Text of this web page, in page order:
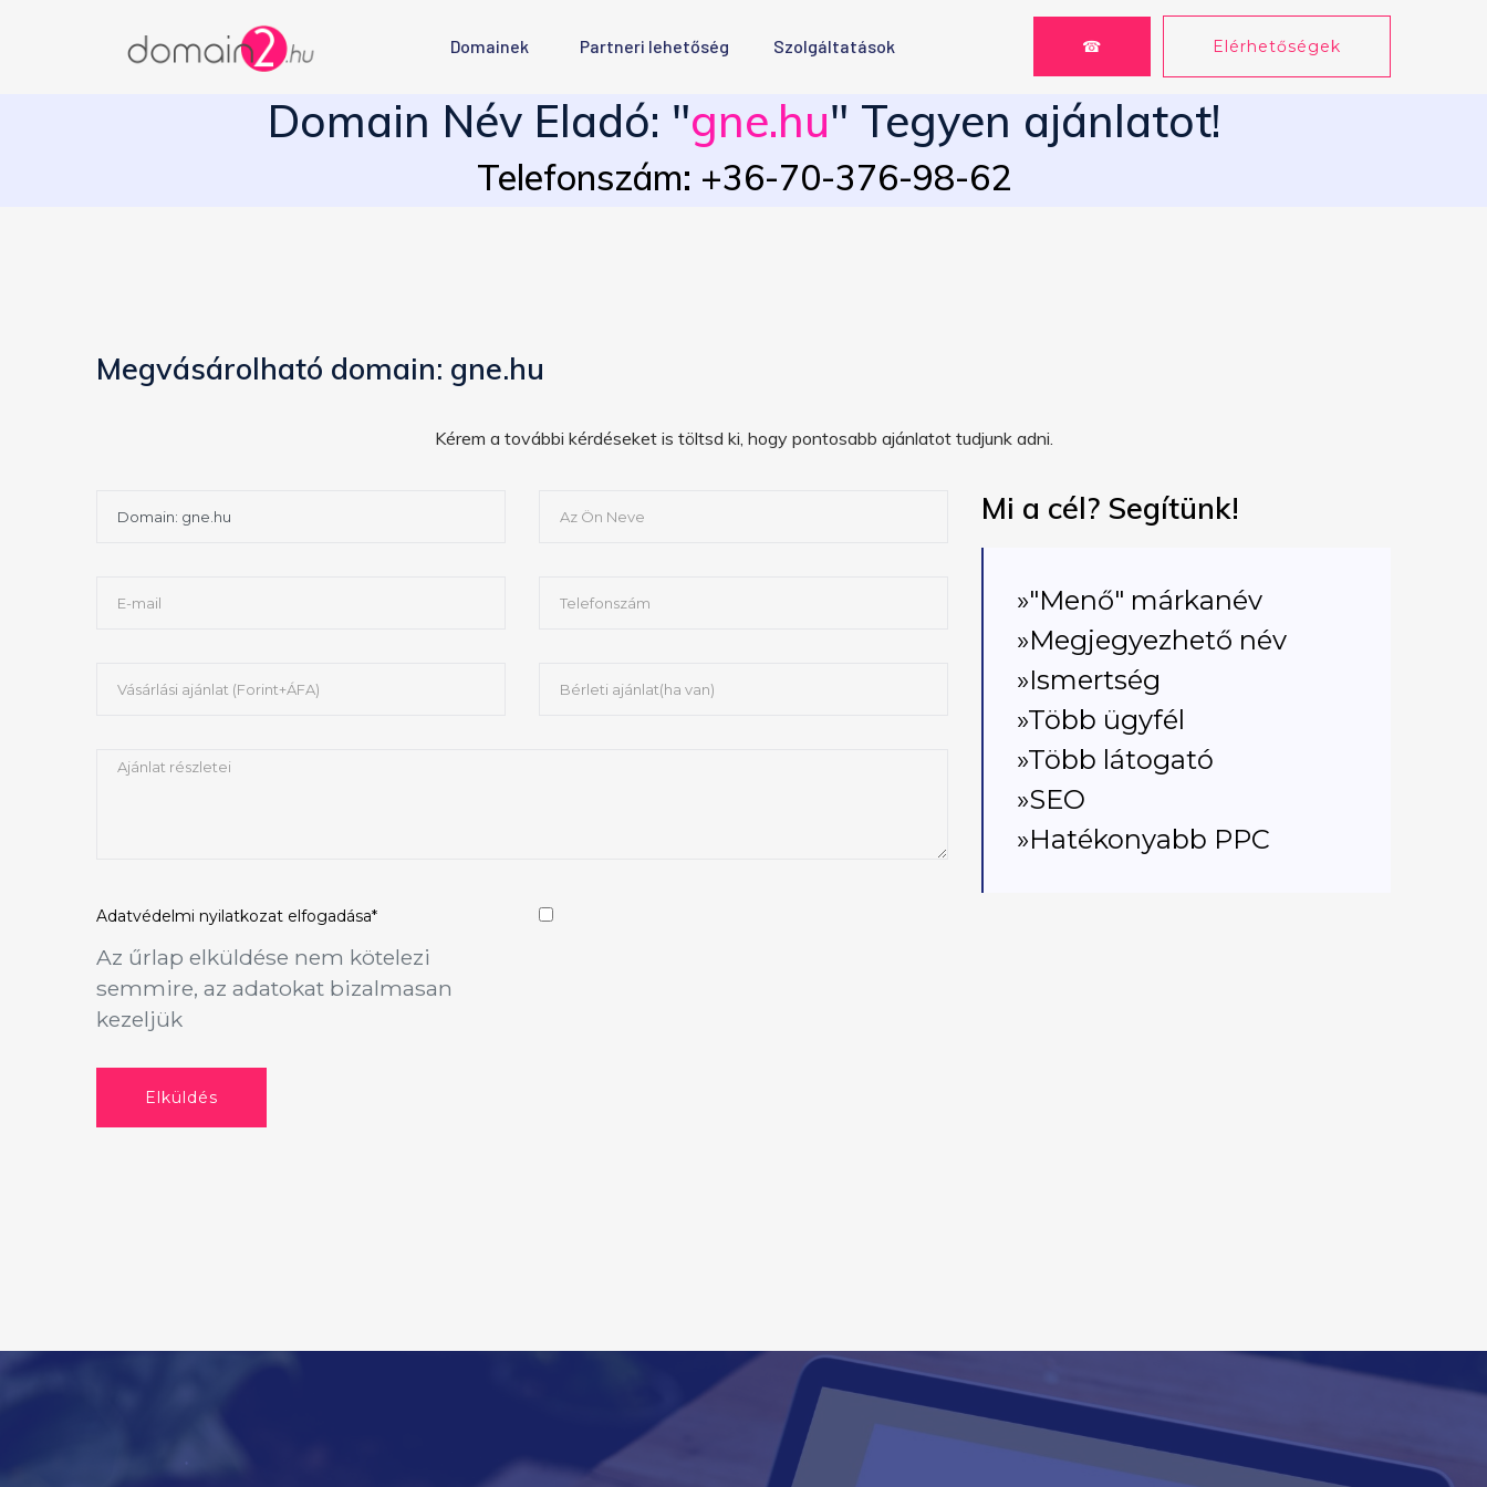
Domainek Partneri lehetőség Szolgáltatások ☎ Elérhetőségek
Domain Név Eladó: "gne.hu" Tegyen ajánlatot!
Telefonszám: +36-70-376-98-62
Megvásárolható domain: gne.hu
Kérem a további kérdéseket is töltsd ki, hogy pontosabb ajánlatot tudjunk adni.
Adatvédelmi nyilatkozat elfogadása*
Az űrlap elküldése nem kötelezi
semmire, az adatokat bizalmasan
kezeljük
Elküldés
Mi a cél? Segítünk!
»"Menő" márkanév
»Megjegyezhető név
»Ismertség
»Több ügyfél
»Több látogató
»SEO
»Hatékonyabb PPC